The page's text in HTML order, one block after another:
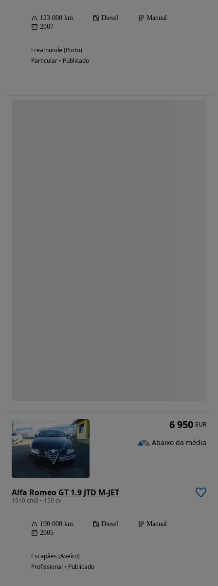
123 000 km Diesel
Manual
2007
Freamunde (Porto)
Particular • Publicado
Alfa Romeo GT 1.9 JTD M-JET
1910 cm3 • 150 cv
190 000 km Diesel
Manual
2005
Escapães (Aveiro)
Profissional • Publicado
6 950 EUR
Abaixo da média